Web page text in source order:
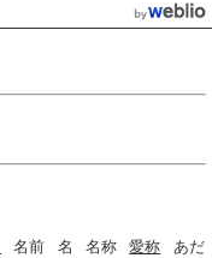
名前 名 名称 愛称
あだ